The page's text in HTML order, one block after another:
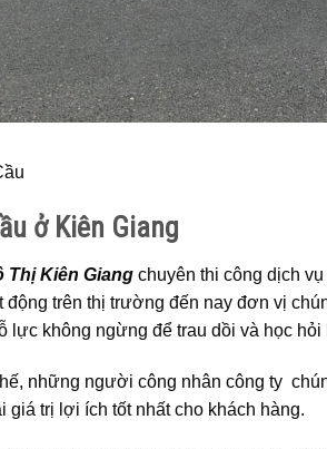
ở Kiên Giang
Kiên Giang chuyên thi công dịch
động trên thị trường đến nay đơn vị
lực không ngừng để trau dồi và học
những người công nhân công ty
giá trị lợi ích tốt nhất cho khách hàng.